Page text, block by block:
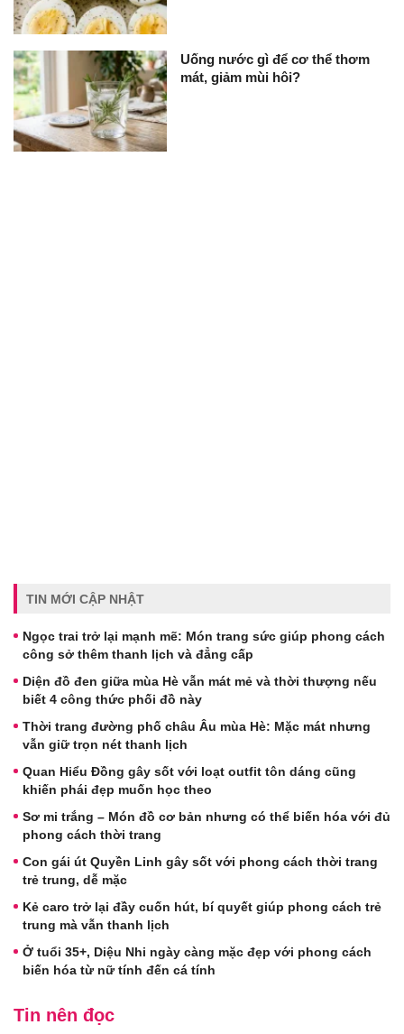
Uống nước gì để cơ thể thơm
mát, giảm mùi hôi?
TIN MỚI CẬP NHẬT
Ngọc trai trở lại mạnh mẽ: Món trang sức giúp phong cách
công sở thêm thanh lịch và đẳng cấp
Diện đồ đen giữa mùa Hè vẫn mát mẻ và thời thượng nếu
biết 4 công thức phối đồ này
Thời trang đường phố châu Âu mùa Hè: Mặc mát nhưng
vẫn giữ trọn nét thanh lịch
Quan Hiểu Đồng gây sốt với loạt outfit tôn dáng cũng
khiến phái đẹp muốn học theo
Sơ mi trắng – Món đồ cơ bản nhưng có thể biến hóa với đủ
phong cách thời trang
Con gái út Quyền Linh gây sốt với phong cách thời trang
trẻ trung, dễ mặc
Kẻ caro trở lại đầy cuốn hút, bí quyết giúp phong cách trẻ
trung mà vẫn thanh lịch
Ở tuổi 35+, Diệu Nhi ngày càng mặc đẹp với phong cách
biến hóa từ nữ tính đến cá tính
Tin nên đọc